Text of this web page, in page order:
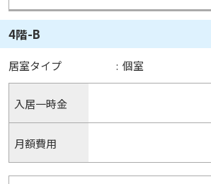
4階-B
居室タイプ : 個室
入居一時金
月額費用